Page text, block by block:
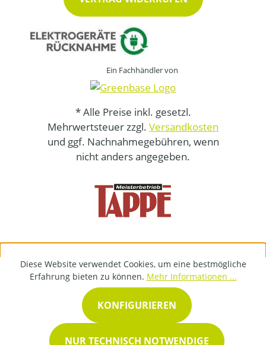
Ein Fachhändler von
* Alle Preise inkl. gesetzl.
Mehrwertsteuer zzgl. Versandkosten
und ggf. Nachnahmegebühren, wenn
nicht anders angegeben.
Diese Website verwendet Cookies, um eine bestmögliche
Erfahrung bieten zu können. Mehr Informationen ...
NUR TECHNISCH NOTWENDIGE
KONFIGURIEREN